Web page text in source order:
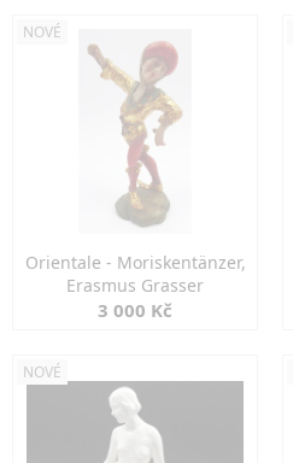
NOVÉ
Orientale - Moriskentänzer,
Erasmus Grasser
3 000 Kč
NOVÉ